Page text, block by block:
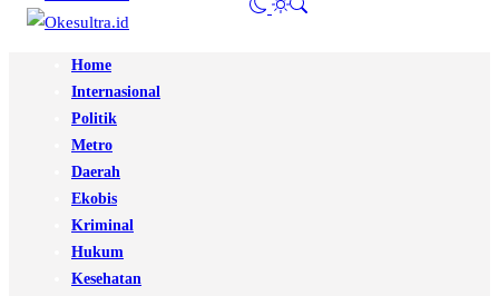
Home
Internasional
Politik
Metro
Daerah
Ekobis
Kriminal
Hukum
Kesehatan